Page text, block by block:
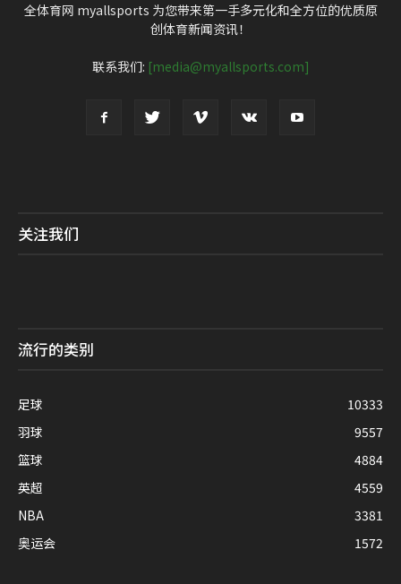
全体育网 myallsports 为您带来第一手多元化和全方位的优质原
创体育新闻资讯！
联系我们: [media@myallsports.com]
关注我们
流行的类别
足球
10333
羽球
9557
篮球
4884
英超
4559
NBA
3381
奥运会
1572